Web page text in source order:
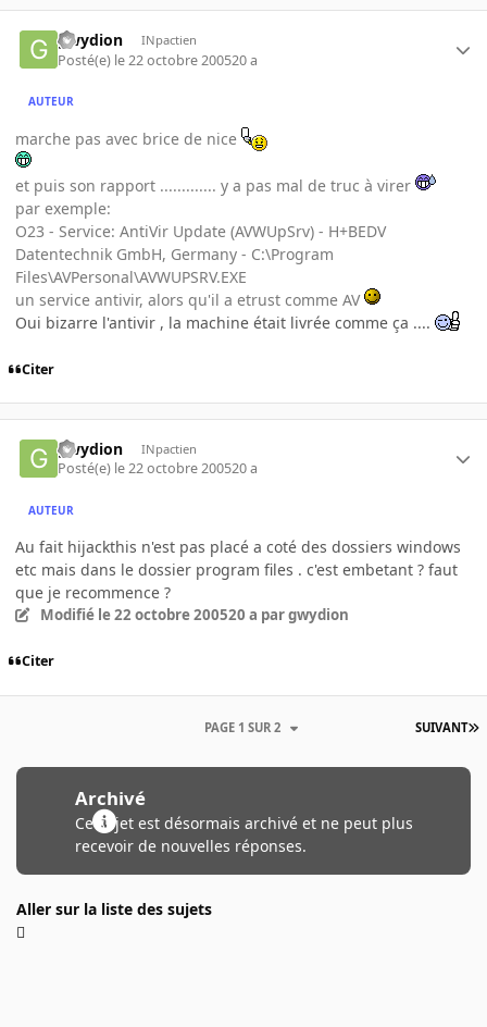
gwydion INpactien
Posté(e) le 22 octobre 200520 a
AUTEUR
marche pas avec brice de nice
et puis son rapport ............. y a pas mal de truc à virer
par exemple:
O23 - Service: AntiVir Update (AVWUpSrv) - H+BEDV
Datentechnik GmbH, Germany - C:\Program
Files\AVPersonal\AVWUPSRV.EXE
un service antivir, alors qu'il a etrust comme AV
Oui bizarre l'antivir , la machine était livrée comme ça ....
Citer
gwydion INpactien
Posté(e) le 22 octobre 200520 a
AUTEUR
Au fait hijackthis n'est pas placé a coté des dossiers windows
etc mais dans le dossier program files . c'est embetant ? faut
que je recommence ?
Modifié le 22 octobre 200520 a par gwydion
Citer
SUIVANT
PAGE 1 SUR 2
Archivé
Ce sujet est désormais archivé et ne peut plus
recevoir de nouvelles réponses.
Aller sur la liste des sujets